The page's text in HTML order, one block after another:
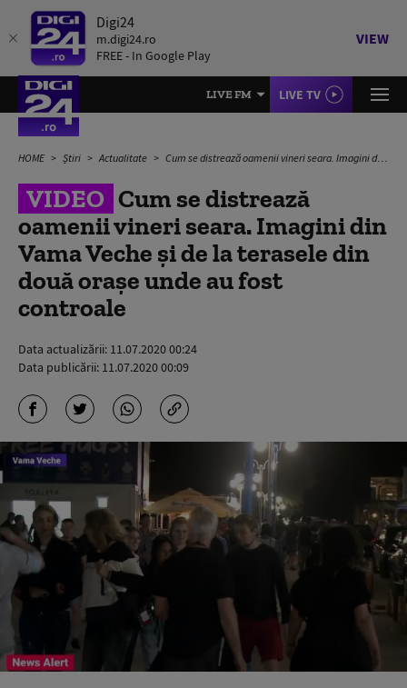
Digi24
m.digi24.ro
FREE - In Google Play
VIEW
LIVE FM LIVE TV
HOME Știri Actualitate Cum se distrează oamenii vineri seara. Imagini din Vama Veche și de la terasele din două orașe unde au fost controale
VIDEO Cum se distrează
oamenii vineri seara. Imagini din
Vama Veche și de la terasele din
două orașe unde au fost
controale
Data actualizării: 11.07.2020 00:24
Data publicării: 11.07.2020 00:09